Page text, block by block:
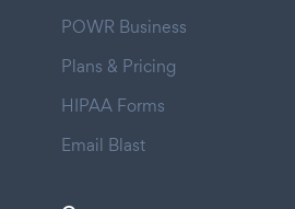
POWR Business
Plans & Pricing
HIPAA Forms
Email Blast